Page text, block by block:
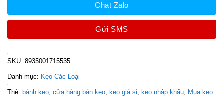
Chat Zalo
Gửi SMS
SKU: 8935001715535
Danh mục: Kẹo Các Loại
Thẻ: bánh kẹo, cửa hàng bán kẹo, kẹo giá sỉ, kẹo nhập khẩu, Mua kẹo